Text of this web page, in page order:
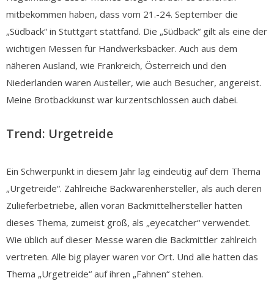
mitbekommen haben, dass vom 21.-24. September die
„Südback“ in Stuttgart stattfand. Die „Südback“ gilt als eine der
wichtigen Messen für Handwerksbäcker. Auch aus dem
näheren Ausland, wie Frankreich, Österreich und den
Niederlanden waren Austeller, wie auch Besucher, angereist.
Meine Brotbackkunst war kurzentschlossen auch dabei.
Trend: Urgetreide
Ein Schwerpunkt in diesem Jahr lag eindeutig auf dem Thema
„Urgetreide“. Zahlreiche Backwarenhersteller, als auch deren
Zulieferbetriebe, allen voran Backmittelhersteller hatten
dieses Thema, zumeist groß, als „eyecatcher“ verwendet.
Wie üblich auf dieser Messe waren die Backmittler zahlreich
vertreten. Alle big player waren vor Ort. Und alle hatten das
Thema „Urgetreide“ auf ihren „Fahnen“ stehen.